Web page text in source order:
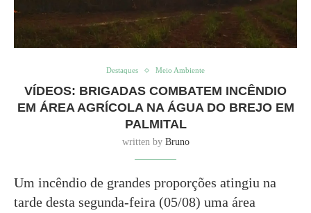
Destaques Meio Ambiente
VÍDEOS: BRIGADAS COMBATEM INCÊNDIO
EM ÁREA AGRÍCOLA NA ÁGUA DO BREJO EM
PALMITAL
written by Bruno
Um incêndio de grandes proporções atingiu na
tarde desta segunda-feira (05/08) uma área